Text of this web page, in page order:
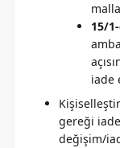
15/
iade
gereği
değişim/